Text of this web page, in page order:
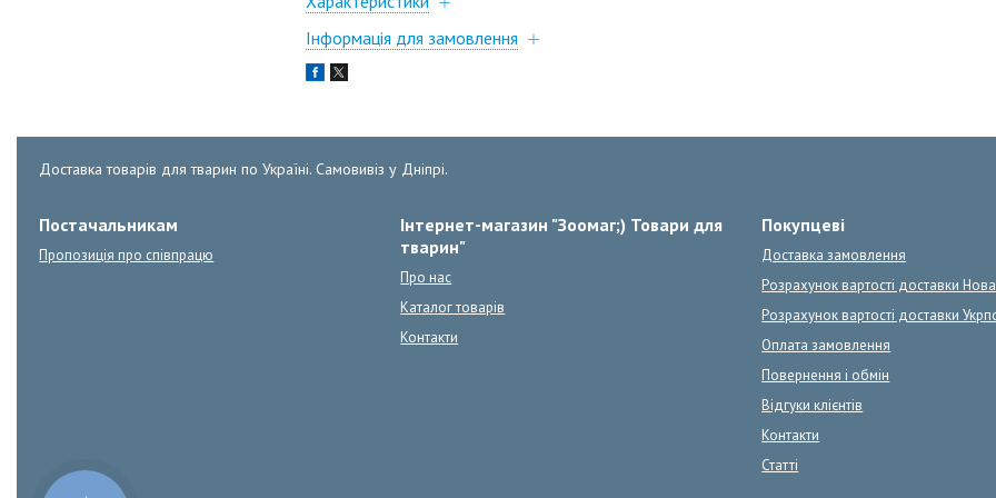
Інформація для замовлення
Доставка товарів для тварин по Україні. Самовивіз у Дніпрі.
Постачальникам
Пропозиція про співпрацю
Інтернет-магазин "Зоомаг;) Товари для
тварин"
Про нас
Каталог товарів
Контакти
Покупцеві
Доставка замовлення
Розрахунок вартості доставки
Розрахунок вартості доставки
Оплата замовлення
Повернення і обмін
Відгуки клієнтів
Контакти
Статті